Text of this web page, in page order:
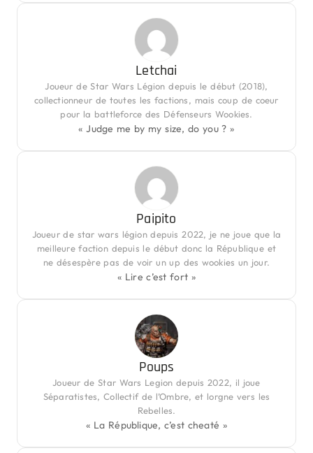
Letchai
Joueur de Star Wars Légion depuis le début (2018),
collectionneur de toutes les factions, mais coup de coeur
pour la battleforce des Défenseurs Wookies.
« Judge me by my size, do you ? »
Paipito
Joueur de star wars légion depuis 2022, je ne joue que la
meilleure faction depuis le début donc la République et
ne désespère pas de voir un up des wookies un jour.
« Lire c’est fort »
Poups
Joueur de Star Wars Legion depuis 2022, il joue
Séparatistes, Collectif de l’Ombre, et lorgne vers les
Rebelles.
« La République, c’est cheaté »